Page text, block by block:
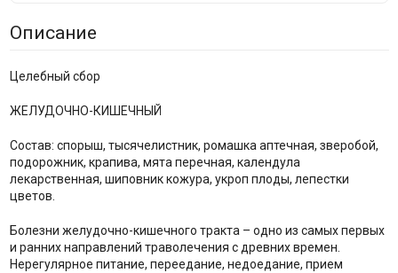
Описание
Целебный сбор
ЖЕЛУДОЧНО-КИШЕЧНЫЙ
Состав: спорыш, тысячелистник, ромашка аптечная, зверобой,
подорожник, крапива, мята перечная, календула
лекарственная, шиповник кожура, укроп плоды, лепестки
цветов.
Болезни желудочно-кишечного тракта – одно из самых первых
и ранних направлений траволечения с древних времен.
Нерегулярное питание, переедание, недоедание, прием